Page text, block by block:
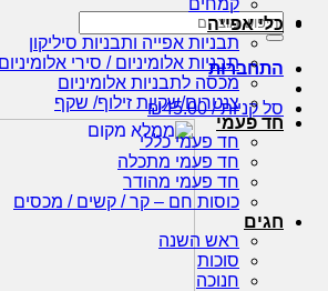
חיפוש
עבור:
התחברות
סל קניות / ₪45.00
קמחים
כלי אפייה
תבניות אפייה ותבניות סיליקון
תבניות אלומיניום / סירי אלומיניום
מכסה לתבניות אלומיניום
צנטרים/שקיות זילוף/ שקף
חד פעמי
חד פעמי כללי
חד פעמי מתכלה
חד פעמי מהודר
כוסות חם – קר / קשים / מכסים
חגים
ראש השנה
סוכות
חנוכה